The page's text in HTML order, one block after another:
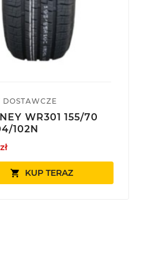
DOSTAWCZE
WR301 155/70
102N
 KUP TERAZ